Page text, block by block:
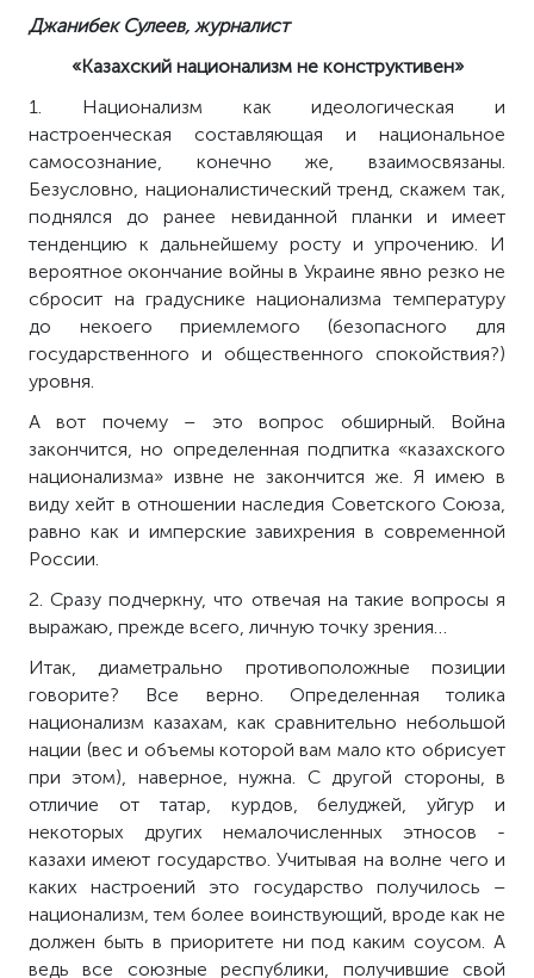
Джанибек Сулеев, журналист
«Казахский национализм не конструктивен»
1. Национализм как идеологическая и
настроенческая составляющая и национальное
самосознание, конечно же, взаимосвязаны.
Безусловно, националистический тренд, скажем так,
поднялся до ранее невиданной планки и имеет
тенденцию к дальнейшему росту и упрочению. И
вероятное окончание войны в Украине явно резко не
сбросит на градуснике национализма температуру
до некоего приемлемого (безопасного для
государственного и общественного спокойствия?)
уровня.
А вот почему – это вопрос обширный. Война
закончится, но определенная подпитка «казахского
национализма» извне не закончится же. Я имею в
виду хейт в отношении наследия Советского Союза,
равно как и имперские завихрения в современной
России.
2. Сразу подчеркну, что отвечая на такие вопросы я
выражаю, прежде всего, личную точку зрения…
Итак, диаметрально противоположные позиции
говорите? Все верно. Определенная толика
национализм казахам, как сравнительно небольшой
нации (вес и объемы которой вам мало кто обрисует
при этом), наверное, нужна. С другой стороны, в
отличие от татар, курдов, белуджей, уйгур и
некоторых других немалочисленных этносов -
казахи имеют государство. Учитывая на волне чего и
каких настроений это государство получилось –
национализм, тем более воинствующий, вроде как не
должен быть в приоритете ни под каким соусом. А
ведь все союзные республики, получившие свой